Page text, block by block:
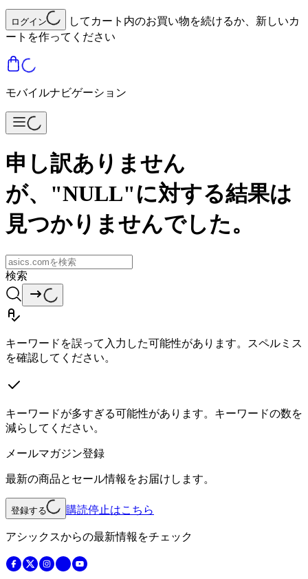
ログイン
してカート内のお買い物を続けるか、新しいカ
ートを作ってください
モバイルナビゲーション
申し訳ありません
が、"NULL"に対する結果は
見つかりませんでした。
検索
キーワードを誤って入力した可能性があります。スペルミス
を確認してください。
キーワードが多すぎる可能性があります。キーワードの数を
減らしてください。
メールマガジン登録
最新の商品とセール情報をお届けします。
登録する 購読停止はこちら
アシックスからの最新情報をチェック